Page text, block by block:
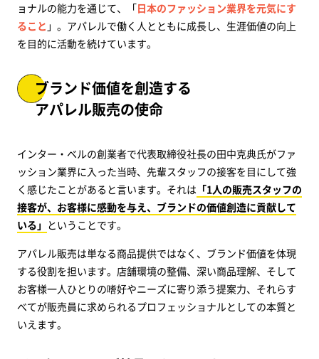
ョナルの能力を通じて、「日本のファッション業界を元気にす
ること 」。アパレルで働く人とともに成長し、生涯価値の向上
を目的に活動を続けています。
ブランド価値を創造する
アパレル販売の使命
インター・ベルの創業者で代表取締役社長の田中克典氏がファ
ッション業界に入った当時、先輩スタッフの接客を目にして強
く感じたことがあると言います。それは「1人の販売スタッフの
接客が、お客様に感動を与え、ブランドの価値創造に貢献して
いる」 ということです。
アパレル販売は単なる商品提供ではなく、ブランド価値を体現
する役割を担います。店舗環境の整備、深い商品理解、そして
お客様一人ひとりの嗜好やニーズに寄り添う提案力、それらす
べてが販売員に求められるプロフェッショナルとしての本質と
いえます。